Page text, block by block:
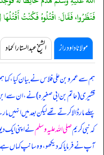
فَنَظَرُوا، فَقَالَ: اقْتُلُوهُ فَكُنْتُ
مولانا داود راز الشیخ عبدالستار الحماد
ہم سے عمرو بن علی فلاس نے بیان کیا،
قشیری (حاتم بن ابی صغیرہ) نے، ان سے ابن
پہلے مار ڈالا کرتے تھے لیکن بعد میں
کہ نبی کریمصلی اللہ علیہ وسلمنے اپنی ایک
آپ نے فرمایا کہ دیکھو، وہ سانپ کہاں